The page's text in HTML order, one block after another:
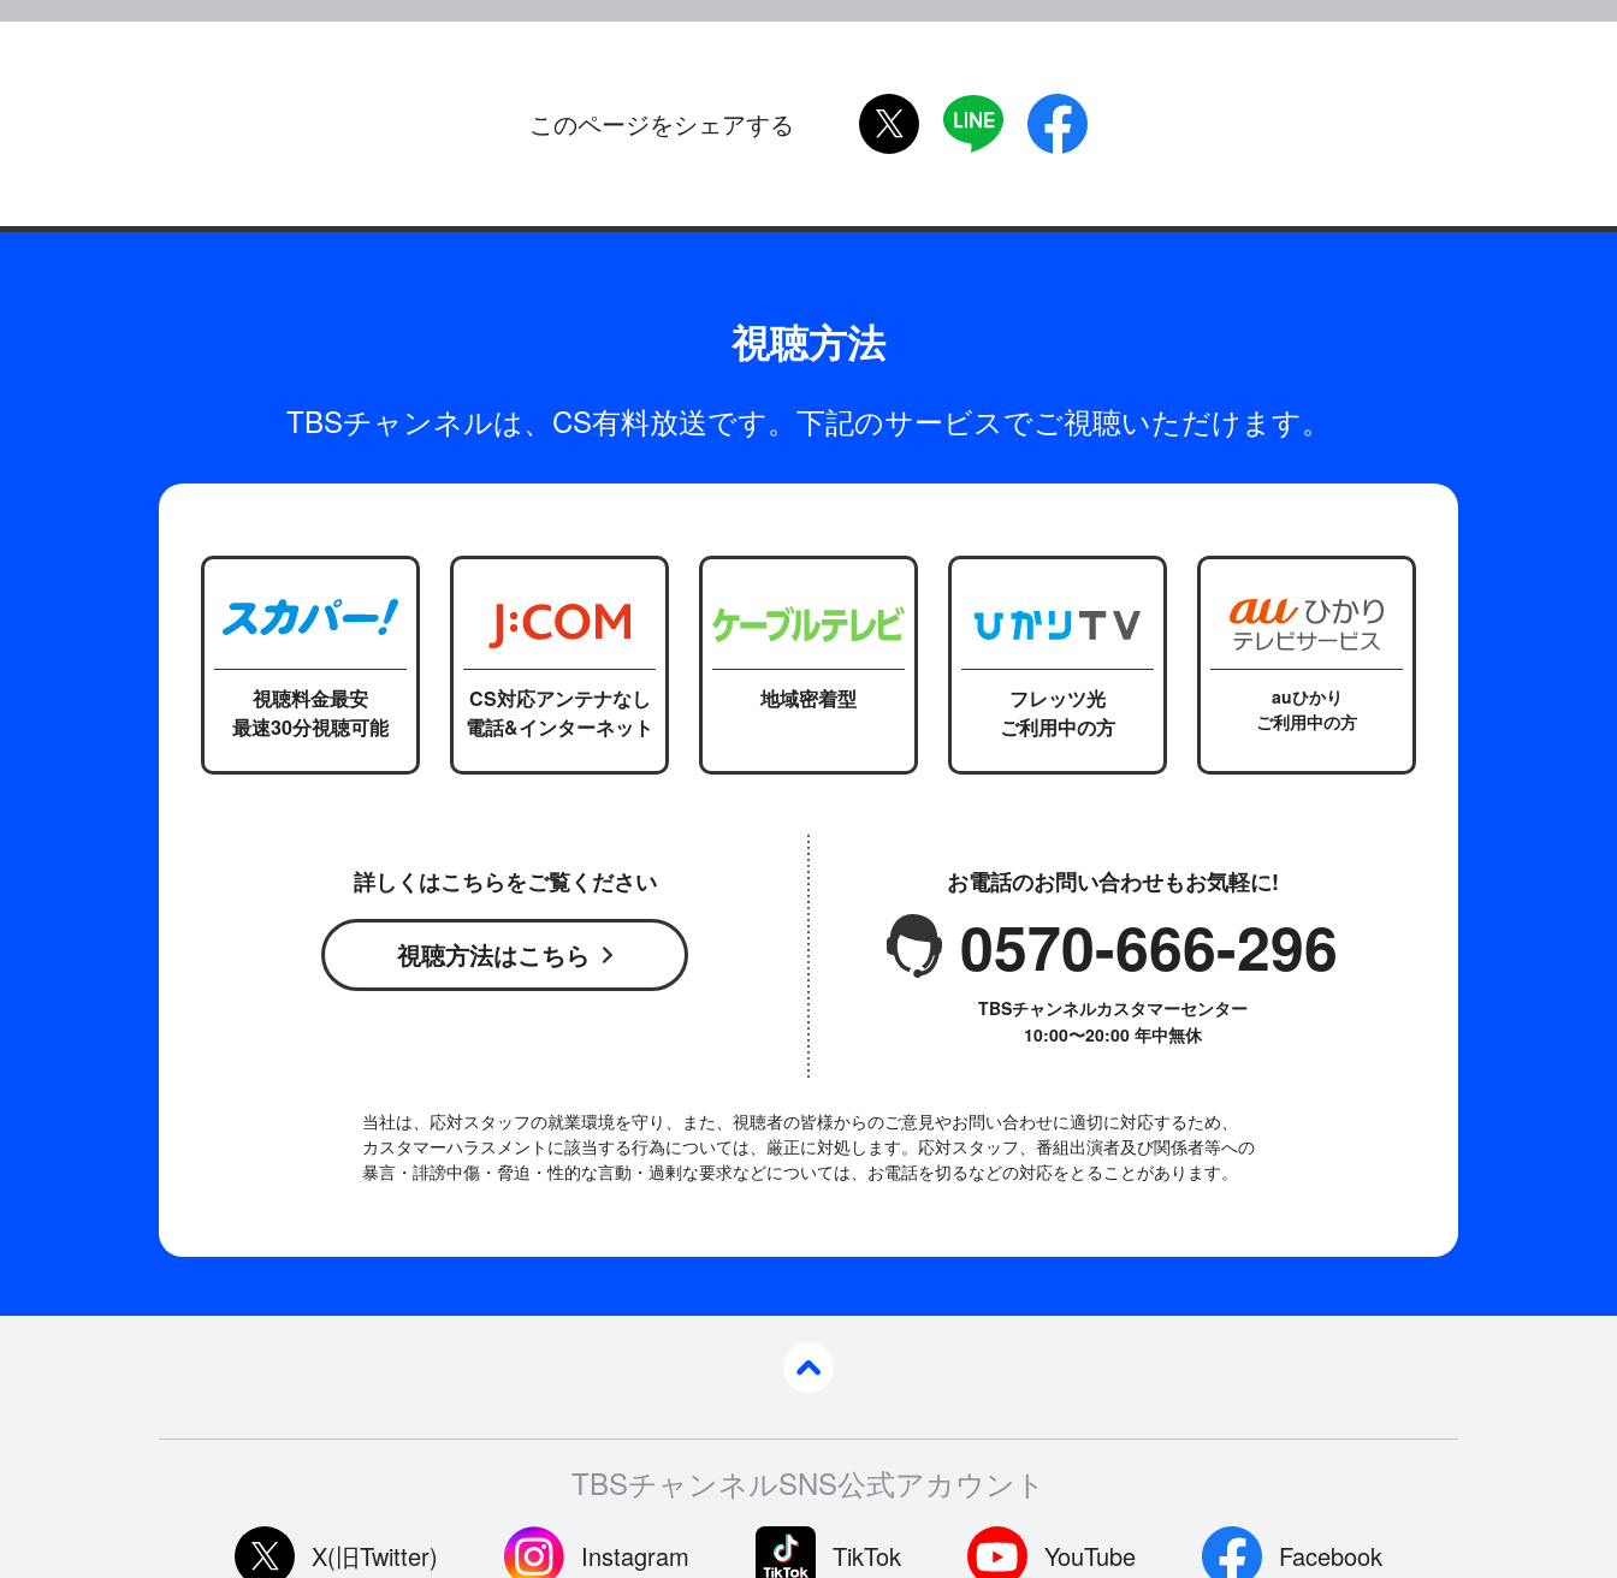
このページをシェアする
twitter LINE
視聴方法
TBSチャンネルは、CS有料放送です。下記のサービスでご視聴いただけます。
視聴料金最安
最速30分視聴可能
CS対応アンテナなし
電話&インターネット
地域密着型
フレッツ光
ご利用中の方
auひかり
ご利用中の方
詳しくはこちらをご覧ください
視聴方法はこちら
お電話のお問い合わせもお気軽に!
0570-666-296
TBSチャンネルカスタマーセンター
10:00〜20:00 年中無休
当社は、応対スタッフの就業環境を守り、また、視聴者の皆様からのご意見やお問い合わせに適切に対応するため、
カスタマーハラスメントに該当する行為については、厳正に対処します。応対スタッフ、番組出演者及び関係者等への
暴言・誹謗中傷・脅迫・性的な言動・過剰な要求などについては、お電話を切るなどの対応をとることがあります。
TBSチャンネルSNS公式アカウント
X(旧Twitter) Instagram TikTok YouTube Facebook